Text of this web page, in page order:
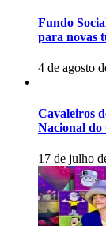
Fundo
para novas
4 de agosto
Cavaleiros
Nacional do
17 de julho